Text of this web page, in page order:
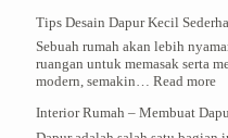
Tips Desain Dapur Kecil
Sebuah rumah akan lebih
ruangan untuk memasak serta
modern, semakin… Read more:
Interior Rumah – Membuat